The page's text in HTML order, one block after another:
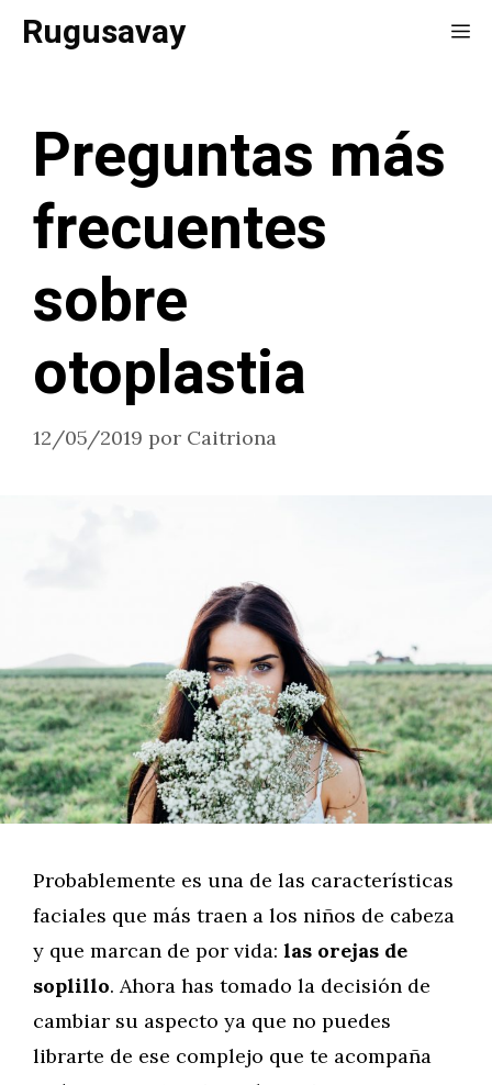
SaltarRugusavay
Preguntas más
frecuentes
sobre
otoplastia
12/05/2019 por Caitriona
Probablemente es una de las características
faciales que más traen a los niños de cabeza
y que marcan de por vida: las orejas de
soplillo. Ahora has tomado la decisión de
cambiar su aspecto ya que no puedes
librarte de ese complejo que te acompaña